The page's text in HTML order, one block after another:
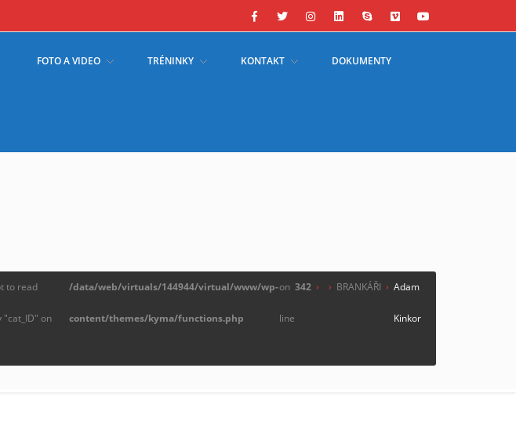
FOTO A VIDEO TRÉNINKY KONTAKT DOKUMENTY
to read
"cat_ID" on
/data/web/virtuals/144944/virtual/www/wp-
content/themes/kyma/functions.php
on
line
342 › › BRANKÁŘI ›Adam
Kinkor